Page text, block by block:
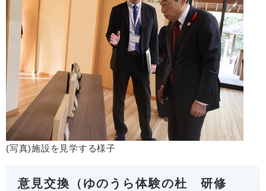
(写真)施設を見学する様子
意見交換（ゆのうら体験の杜 研修